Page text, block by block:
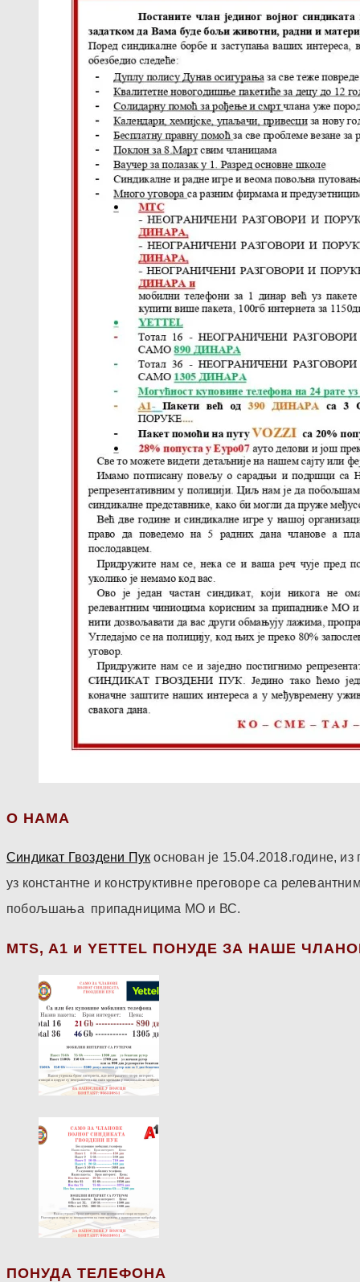
О НАМА
Синдикат Гвоздени Пук основан је 15.04.2018.године,
уз константне и конструктивне преговоре са
побољшања припадницима МО и ВС.
МТS, A1 и YETTEL ПОНУДЕ ЗА НАШЕ
ПОНУДА ТЕЛЕФОНА